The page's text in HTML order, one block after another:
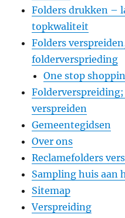
Folders drukken –
topkwaliteit
Folders
folderversprieding
One stop
verspreiden
Gemeentegidsen
Over ons
Reclamefolders
Sampling huis aan
Sitemap
Verspreiding